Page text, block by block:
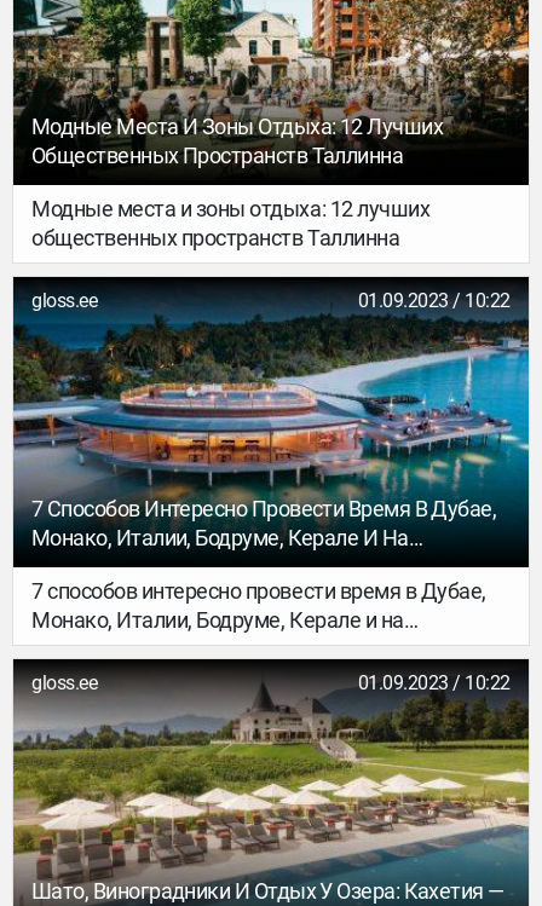
Модные Места И Зоны Отдыха: 12 Лучших
Общественных Пространств Таллинна
Модные места и зоны отдыха: 12 лучших
общественных пространств Таллинна
gloss.ee 01.09.2023 / 10:22
7 Способов Интересно Провести Время В Дубае,
Монако, Италии, Бодруме, Керале И На
Мальдивах Этим Летом
7 способов интересно провести время в Дубае,
Монако, Италии, Бодруме, Керале и на
Мальдивах этим летом
gloss.ee 01.09.2023 / 10:22
Шато, Виноградники И Отдых У Озера: Кахетия —